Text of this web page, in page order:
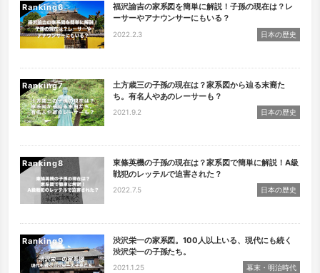
Ranking
福沢諭吉の家系図を簡単に解説！子孫の現在は？レ
ーサーやアナウンサーにもいる？
2022.2.3 日本の歴史
Ranking
土方歳三の子孫の現在は？家系図から辿る末裔た
ち。有名人やあのレーサーも？
2021.9.2 日本の歴史
Ranking
東條英機の子孫の現在は？家系図で簡単に解説！A級
戦犯のレッテルで迫害された？
2022.7.5 日本の歴史
Ranking
渋沢栄一の家系図。100人以上いる、現代にも続く
渋沢栄一の子孫たち。
2021.1.25 幕末・明治時代